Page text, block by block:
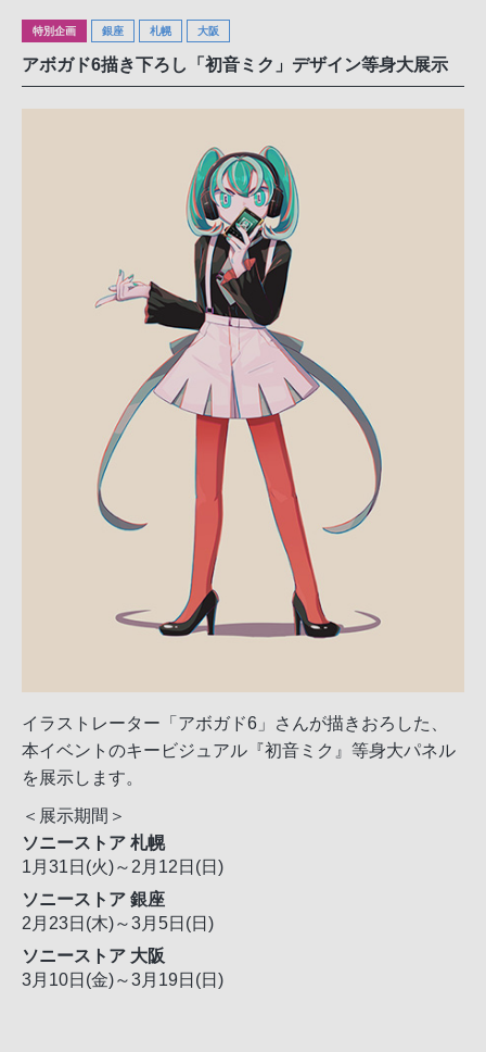
特別企画 銀座 札幌 大阪
アボガド6描き下ろし「初音ミク」デザイン等身大展示
イラストレーター「アボガド6」さんが描きおろした、
本イベントのキービジュアル『初音ミク』等身大パネル
を展示します。
＜展示期間＞
ソニーストア 札幌
1月31日(火)～2月12日(日)
ソニーストア 銀座
2月23日(木)～3月5日(日)
ソニーストア 大阪
3月10日(金)～3月19日(日)